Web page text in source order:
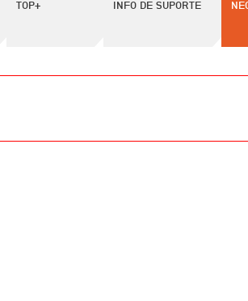
TOP+ INFO DE SUPORTE